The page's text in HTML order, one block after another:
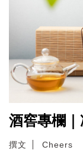
酒窖專欄｜
撰文 Cheers